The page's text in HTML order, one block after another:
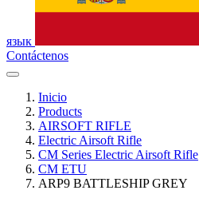
язык
Contáctenos
Inicio
Products
AIRSOFT RIFLE
Electric Airsoft Rifle
CM Series Electric Airsoft Rifle
CM ETU
ARP9 BATTLESHIP GREY